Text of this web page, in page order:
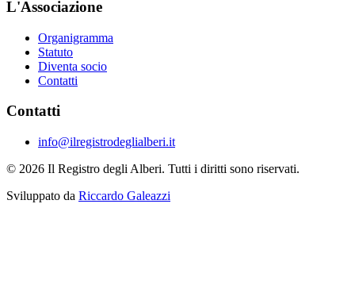
L'Associazione
Organigramma
Statuto
Diventa socio
Contatti
Contatti
info@ilregistrodeglialberi.it
© 2026 Il Registro degli Alberi. Tutti i diritti sono riservati.
Sviluppato da Riccardo Galeazzi